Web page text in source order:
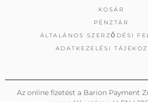
KOSÁR
PÉNZTÁR
ÁLTALÁNOS SZERZŐDÉSI
ADATKEZELÉSI
Az online fizetést a Barion Payment